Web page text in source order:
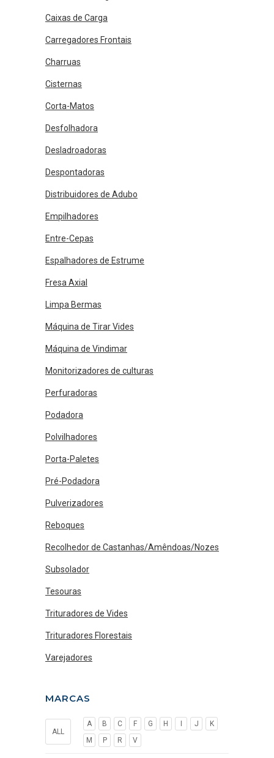
Caixas de Carga
Carregadores Frontais
Charruas
Cisternas
Corta-Matos
Desfolhadora
Desladroadoras
Despontadoras
Distribuidores de Adubo
Empilhadores
Entre-Cepas
Espalhadores de Estrume
Fresa Axial
Limpa Bermas
Máquina de Tirar Vides
Máquina de Vindimar
Monitorizadores de culturas
Perfuradoras
Podadora
Polvilhadores
Porta-Paletes
Pré-Podadora
Pulverizadores
Reboques
Recolhedor de Castanhas/Amêndoas/Nozes
Subsolador
Tesouras
Trituradores de Vides
Trituradores Florestais
Varejadores
MARCAS
ALL
A B C F G H J
K
M
P R V